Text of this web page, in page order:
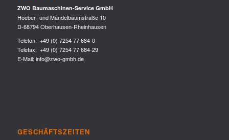
ZWO Baumaschinen-Service GmbH
Hoeber- und Mandelbaumstraße 10
D-68794 Oberhausen-Rheinhausen
Telefon: +49 (0) 7254 77 684-0
Telefax: +49 (0) 7254 77 684-29
E-Mail: info@zwo-gmbh.de
GESCHÄFTSZEITEN